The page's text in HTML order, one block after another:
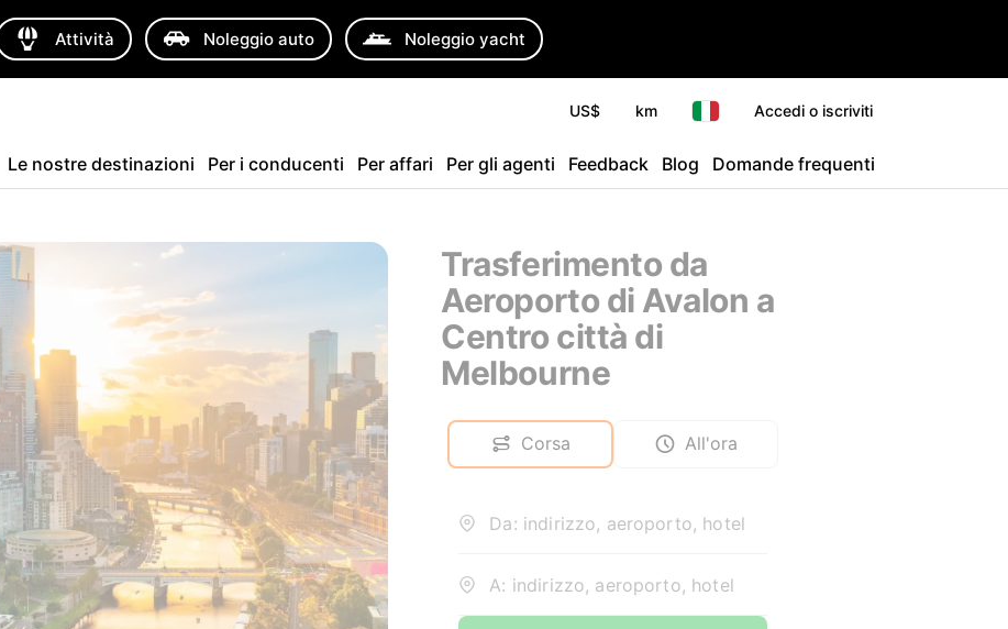
Attività Noleggio auto Noleggio yacht
US$ km Accedi o iscriviti
Le nostre destinazioni Per i conducenti Per affari Per gli agenti Feedback Blog Domande frequenti
Trasferimento da
Aeroporto di Avalon a
Centro città di
Melbourne
Corsa All'ora
Da: indirizzo, aeroporto, hotel
A: indirizzo, aeroporto, hotel